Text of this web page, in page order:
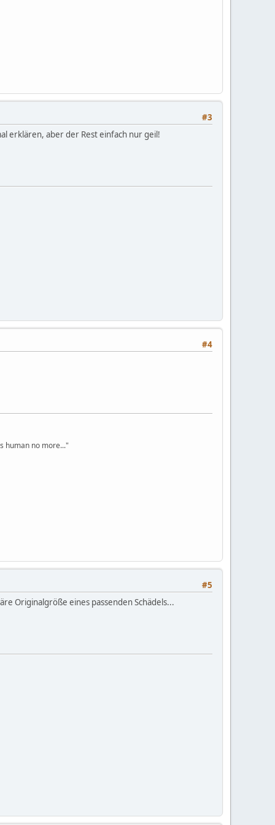
#3
erklären, aber der Rest einfach nur geil!
#4
human no more..."
#5
Originalgröße eines passenden Schädels...